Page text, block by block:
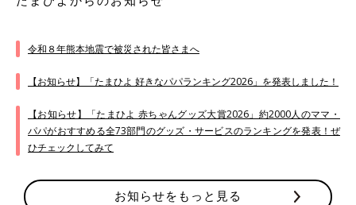
令和８年熊本地震で被災された皆さまへ
【お知らせ】「たまひよ 好きなパパランキング2026」を発表しました！
【お知らせ】「たまひよ 赤ちゃんグッズ大賞2026」約2000人のママ・
パパがおすすめる全73部門のグッズ・サービスのランキングを発表！ぜ
ひチェックしてみて
お知らせをもっと見る